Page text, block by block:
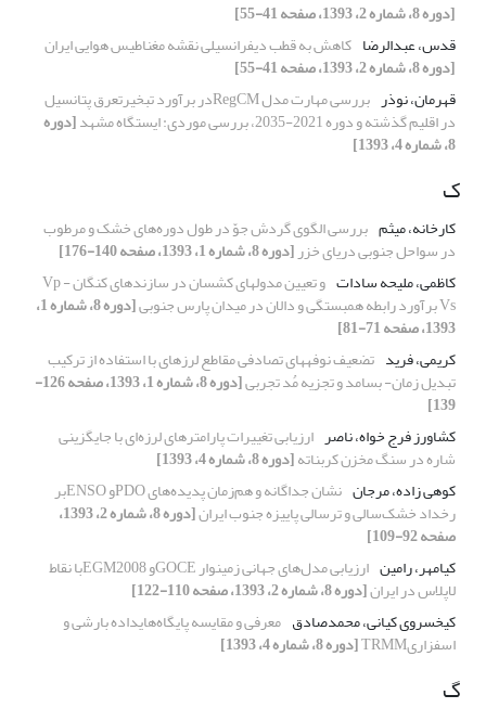
[دوره 8، شماره 2، 1393، صفحه 41-55]
قدس، عبدالرضا کاهش به قطب دیفرانسیلی نقشه مغناطیس هوایی ایران
[دوره 8، شماره 2، 1393، صفحه 41-55]
قهرمان، نوذر
بررسی مهارت مدل RegCMدر برآورد تبخیرتعرق پتانسیل
در اقلیم گذشته و دوره 2021-2035، بررسی موردی: ایستگاه مشهد [دوره
8، شماره 4، 1393]
ک
کارخانه، میثم بررسی الگوی گردش جوّ در طول دوره‌‌های خشک و مرطوب
در سواحل جنوبی دریای خزر[دوره 8، شماره 1، 1393، صفحه 140-176]
کاظمی، ملیحه سادات
و تعیین مدولهای کشسان در سازندهای کنگان Vp -
Vs برآورد رابطه همبستگی و دالان در میدان پارس جنوبی [دوره 8، شماره 1،
1393، صفحه 71-81]
کریمی، فرید تضعیف نوفههای تصادفی مقاطع لرزهای با استفاده از ترکیب
تبدیل زمان- بسامد و تجزیه مُد تجربی [دوره 8، شماره 1، 1393، صفحه 126-
139]
کشاورز فرج خواه، ناصر ارزیابی تغییرات پارامترهای لرزه‌‌ای با جایگزینی
شاره‌‌ در سنگ مخزن کربناته[دوره 8، شماره 4، 1393]
کوهی زاده، مرجان
نشان جداگانه و هم‌زمان پدیده‌های PDOو ENSOبر
رخداد خشک‌سالی و ترسالی پاییزه جنوب ایران [دوره 8، شماره 2، 1393،
صفحه 92-109]
کیامهر، رامین
ارزیابی مدل‌های جهانی زمینوار GOCEو EGM2008با نقاط
لاپلاس در ایران[دوره 8، شماره 2، 1393، صفحه 110-122]
کیخسروی کیانی، محمد‌صادق معرفی و مقایسه پایگاه‌هایداده بارشی و
اسفزاریTRMM [دوره 8، شماره 4، 1393]
گ